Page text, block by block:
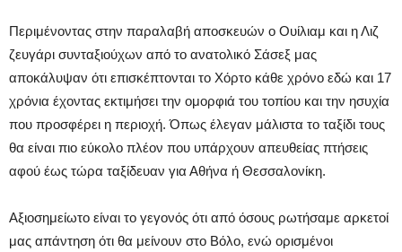
Περιμένοντας στην παραλαβή αποσκευών ο Ουίλιαμ και η Λιζ
ζευγάρι συνταξιούχων από το ανατολικό Σάσεξ μας
αποκάλυψαν ότι επισκέπτονται το Χόρτο κάθε χρόνο εδώ και 17
χρόνια έχοντας εκτιμήσει την ομορφιά του τοπίου και την ησυχία
που προσφέρει η περιοχή. Όπως έλεγαν μάλιστα το ταξίδι τους
θα είναι πιο εύκολο πλέον που υπάρχουν απευθείας πτήσεις
αφού έως τώρα ταξίδευαν για Αθήνα ή Θεσσαλονίκη.
Αξιοσημείωτο είναι το γεγονός ότι από όσους ρωτήσαμε αρκετοί
μας απάντηση ότι θα μείνουν στο Βόλο, ενώ ορισμένοι